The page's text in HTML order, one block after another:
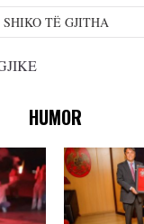
SHIKO TË GJITHA
HUMOR